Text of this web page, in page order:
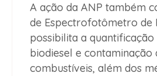
A ação da ANP também
de Espectrofotômetro de
possibilita a
biodiesel e contaminação
combustíveis, além dos